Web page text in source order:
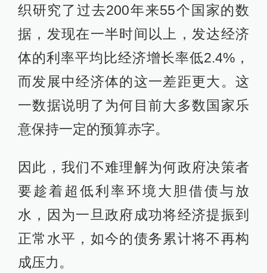
织研究了过去200年来55个国家的数
据，发现在一半时间以上，发达经济
体的利率平均比经济增长率低2.4%，
而发展中经济体的这一差距更大。这
一数据说明了为何目前大多数国家乐
意保持一定的预算赤字。
因此，我们不难理解为何政府决策者
要趁着超低利率环境大胆借债与放
水，因为一旦政府成功将经济提振到
正常水平，如今的债务累计将不再构
成压力。